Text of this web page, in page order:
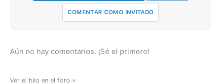
COMENTAR COMO INVITADO
Aún no hay comentarios. ¡Sé el primero!
Ver el hilo en el foro »